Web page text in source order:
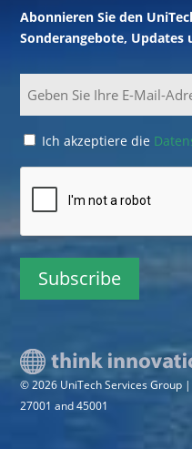
Abonnieren Sie den
Sonderangebote, Updates
Consent
Ich akzeptiere die
CAPTCHA
© 2026 UniTech Services Group
27001 and 45001